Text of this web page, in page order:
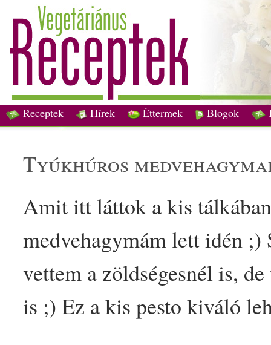
Receptek Hírek Éttermek Blogok
tyúkhúros medvehagyma
Amit itt láttok a kis
medvehagymám lett idén ;)
vettem a zöldségesnél is,
is ;) Ez a kispesto kiváló